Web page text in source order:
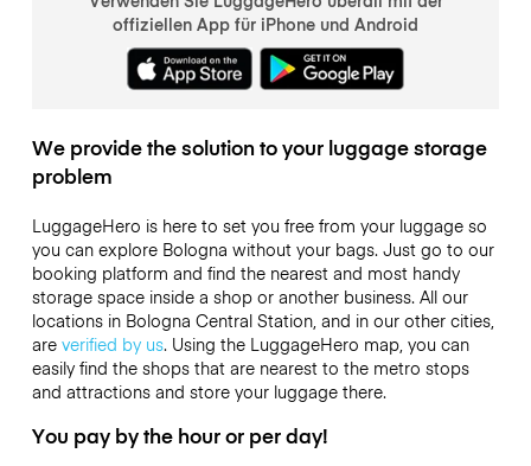
offiziellen App für iPhone und Android
We provide the solution to your luggage storage
problem
LuggageHero is here to set you free from your luggage so
you can explore Bologna without your bags. Just go to our
booking platform and find the nearest and most handy
storage space inside a shop or another business. All our
locations in Bologna Central Station, and in our other cities,
are verified by us. Using the LuggageHero map, you can
easily find the shops that are nearest to the metro stops
and attractions and store your luggage there.
You pay by the hour or per day!